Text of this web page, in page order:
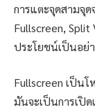
การแตะจุดสามจุด
Fullscreen,
ประโยชน์เป็นอย่
Fullscreen เป็น
มันจะเป็นการเปิ